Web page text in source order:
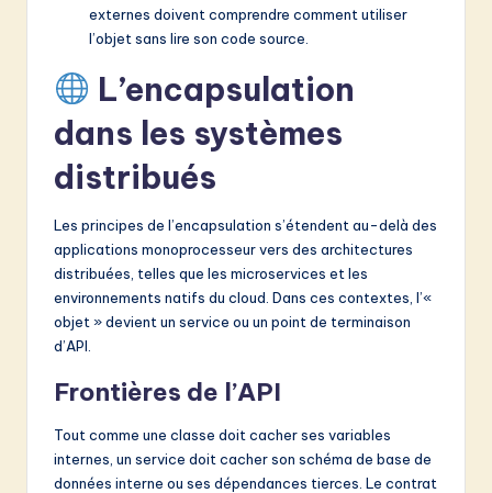
externes doivent comprendre comment utiliser
l’objet sans lire son code source.
L’encapsulation
dans les systèmes
distribués
Les principes de l’encapsulation s’étendent au-delà des
applications monoprocesseur vers des architectures
distribuées, telles que les microservices et les
environnements natifs du cloud. Dans ces contextes, l’«
objet » devient un service ou un point de terminaison
d’API.
Frontières de l’API
Tout comme une classe doit cacher ses variables
internes, un service doit cacher son schéma de base de
données interne ou ses dépendances tierces. Le contrat